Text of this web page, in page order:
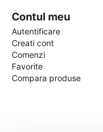
Contul meu
Autentificare
Creati cont
Comenzi
Favorite
Compara produse